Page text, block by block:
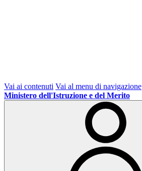
Vai ai contenuti Vai al menu di navigazione
Ministero dell'Istruzione e del Merito